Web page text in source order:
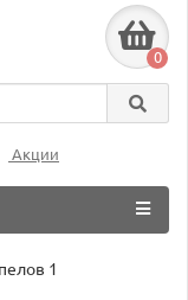
0
Акции
1